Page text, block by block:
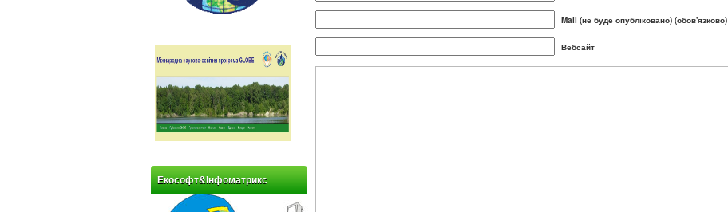
Екософт&Інфоматрикс
Mail (не буде опубліковано) (обов'язково)
Вебсайт